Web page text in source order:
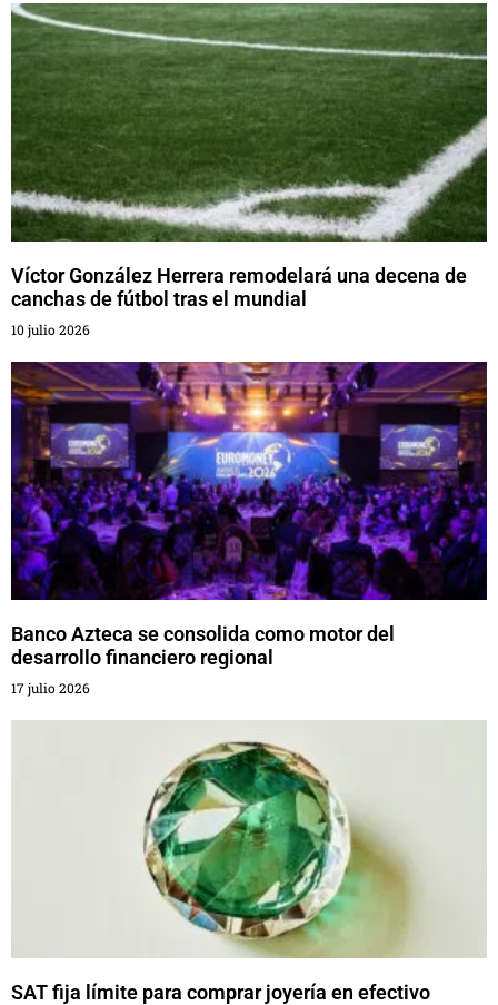
Víctor González Herrera remodelará una decena de
canchas de fútbol tras el mundial
10 julio 2026
Banco Azteca se consolida como motor del
desarrollo financiero regional
17 julio 2026
SAT fija límite para comprar joyería en efectivo